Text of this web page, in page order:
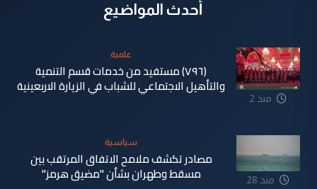
أحدث المواضيع
منذ 2
علمية
(٧٩٦) مستفيد من خدمات قسم التنمية
والتأهيل الاجتماعي للشباب في الزيارة الاربعينية
منذ 28
سياسية
مصادر تكشف ملامح الاتفاق المرتقب بين
مسقط وطهران بشأن "مضيق هرمز"